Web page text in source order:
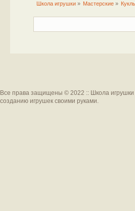
Школа игрушки» Мастерские »
Все права защищены © 2022 :: Школа игрушки
созданию игрушек своими руками.